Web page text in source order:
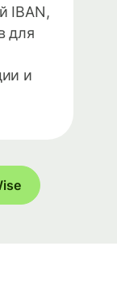
IBAN,
для
и